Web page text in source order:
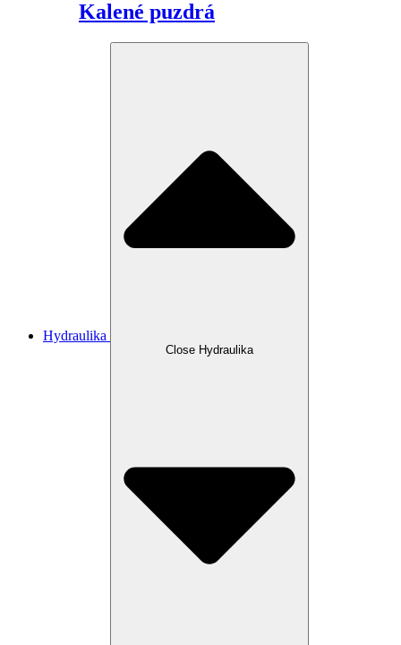
Kalené puzdrá
Hydraulika
Close Hydraulika